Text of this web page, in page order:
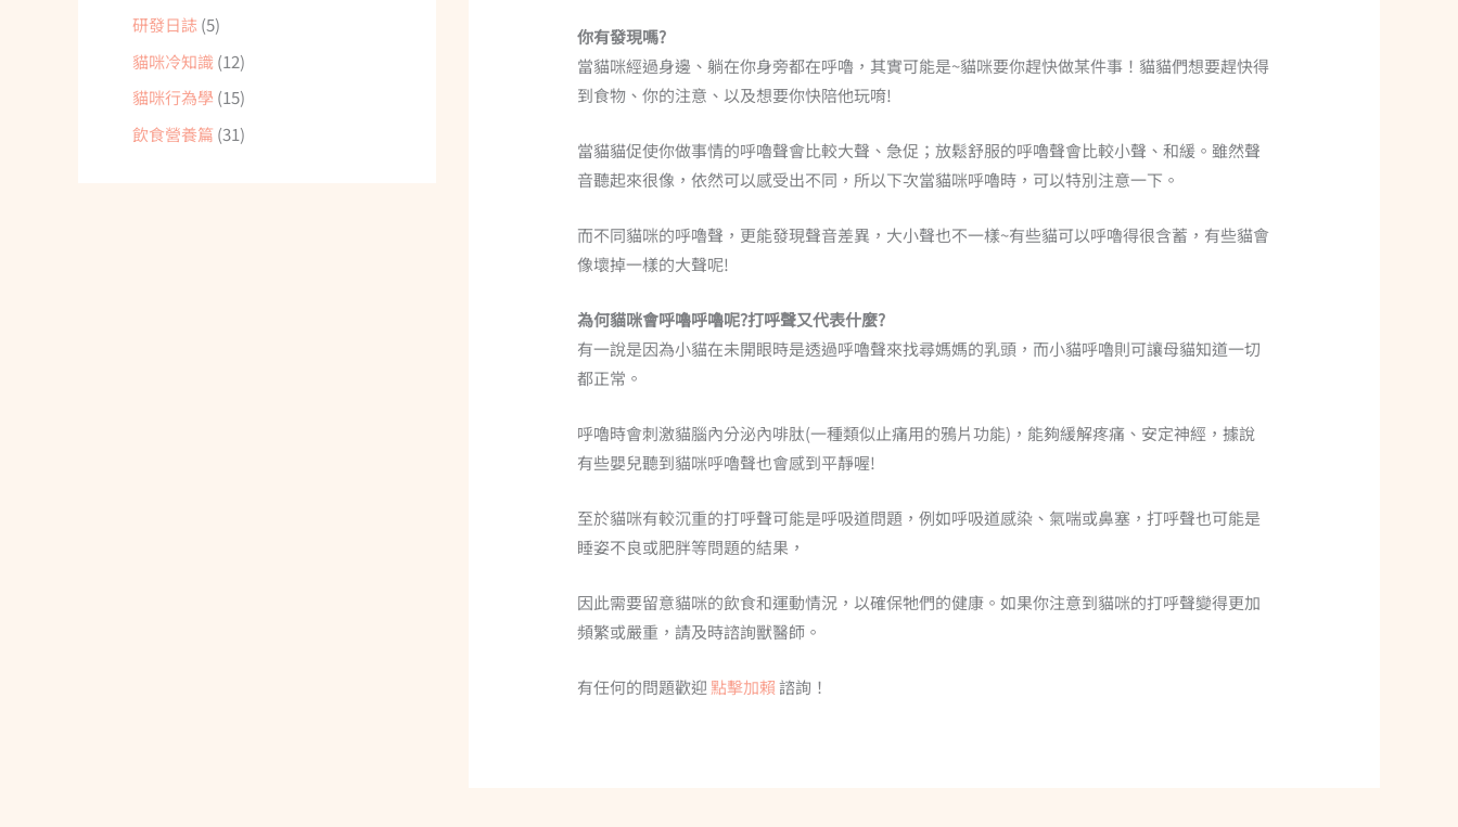
研發日誌 (5)
貓咪冷知識 (12)
貓咪行為學 (15)
飲食營養篇 (31)
你有發現嗎?
當貓咪經過身邊、躺在你身旁都在呼嚕，其實可能是~貓咪要你趕快做某件事！貓貓們想要趕快得
到食物、你的注意、以及想要你快陪他玩唷!
當貓貓促使你做事情的呼嚕聲會比較大聲、急促；放鬆舒服的呼嚕聲會比較小聲、和緩。雖然聲
音聽起來很像，依然可以感受出不同，所以下次當貓咪呼嚕時，可以特別注意一下。
而不同貓咪的呼嚕聲，更能發現聲音差異，大小聲也不一樣~有些貓可以呼嚕得很含蓄，有些貓會
像壞掉一樣的大聲呢!
為何貓咪會呼嚕呼嚕呢?打呼聲又代表什麼?
有一說是因為小貓在未開眼時是透過呼嚕聲來找尋媽媽的乳頭，而小貓呼嚕則可讓母貓知道一切
都正常。
呼嚕時會刺激貓腦內分泌內啡肽(一種類似止痛用的鴉片功能)，能夠緩解疼痛、安定神經，據說
有些嬰兒聽到貓咪呼嚕聲也會感到平靜喔!
至於貓咪有較沉重的打呼聲可能是呼吸道問題，例如呼吸道感染、氣喘或鼻塞，打呼聲也可能是
睡姿不良或肥胖等問題的結果，
因此需要留意貓咪的飲食和運動情況，以確保牠們的健康。如果你注意到貓咪的打呼聲變得更加
頻繁或嚴重，請及時諮詢獸醫師。
有任何的問題歡迎 點擊加賴諮詢！